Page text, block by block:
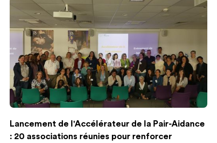
Lancement de l'Accélérateur de la Pair-Aidance
: 20 associations réunies pour renforcer